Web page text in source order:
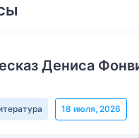
Дениса
18 июля, 2026